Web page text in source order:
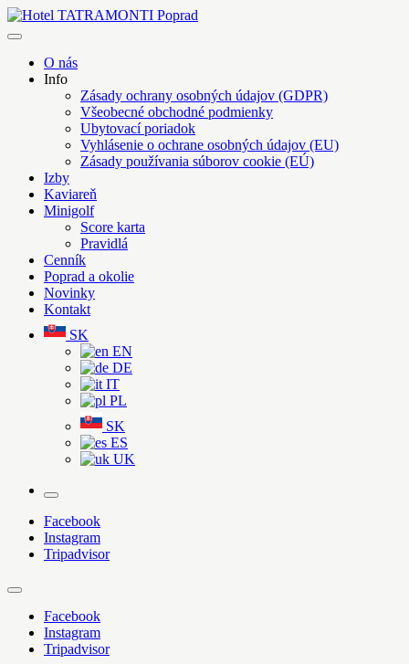
Skip
to
O nás
Info
Zásady ochrany osobných údajov (GDPR)
Všeobecné obchodné podmienky
Ubytovací poriadok
Vyhlásenie o ochrane osobných údajov (EU)
Zásady používania súborov cookie (EÚ)
Izby
Kaviareň
Minigolf
Score karta
Pravidlá
Cenník
Poprad a okolie
Novinky
Kontakt
SK
EN
DE
IT
PL
SK
ES
UK
More
Facebook
Instagram
Tripadvisor
Facebook
Instagram
Tripadvisor